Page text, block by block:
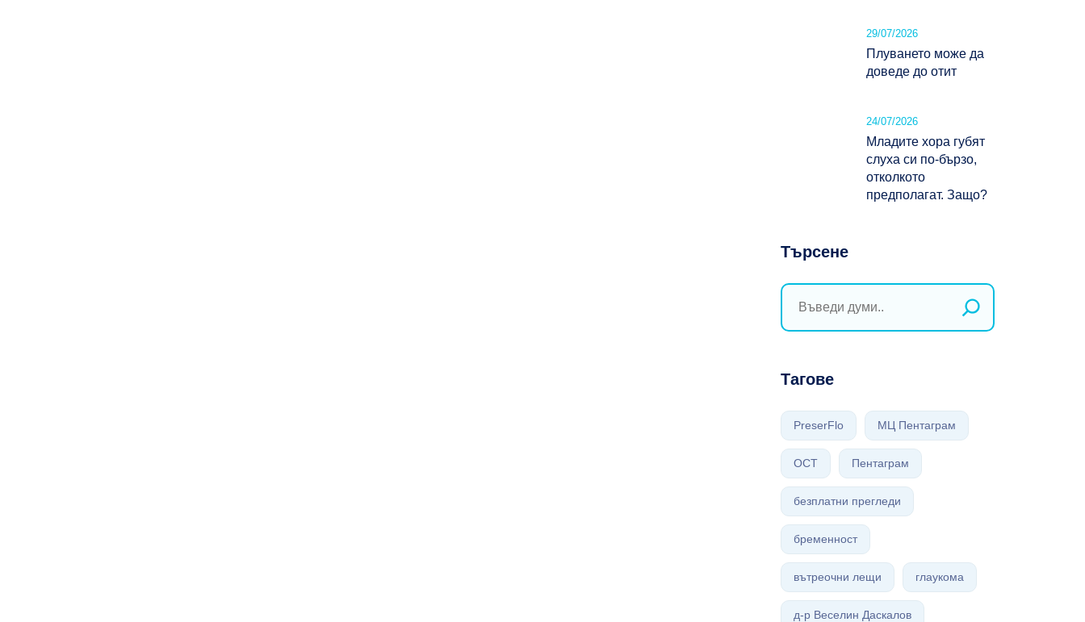
29/07/2026
Плуването може да
доведе до отит
24/07/2026
Младите хора губят
слуха си по-бързо,
отколкото
предполагат. Защо?
Търсене
Тагове
PreserFlo МЦ Пентаграм
ОСТ Пентаграм
безплатни прегледи
бременност
вътреочни лещи глаукома
д-р Веселин Даскалов